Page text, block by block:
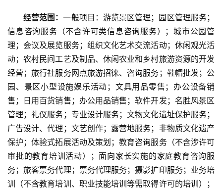
攻
略
美
食
特
产
热
门
景
点
经营范围：一般项目：游览景区管理；园区管理服务；
信息咨询服务（不含许可类信息咨询服务）；城市公园管
理；会议及展览服务；组织文化艺术交流活动；休闲观光活
动；农村民间工艺及制品、休闲农业和乡村旅游资源的开发
经营；旅行社服务网点旅游招徕、咨询服务；鞋帽批发；公
园、景区小型设施娱乐活动；文具用品零售；办公设备销
售；日用百货销售；办公用品销售；软件开发；名胜风景区
管理；礼仪服务；专业设计服务；文物文化遗址保护服务；
广告设计、代理；文艺创作；露营地服务；非物质文化遗产
保护；体验式拓展活动及策划；教育咨询服务（不含涉许可
审批的教育培训活动）；面向家长实施的家庭教育咨询服
务；旅客票务代理；票务代理服务；摄影扩印服务；业务培
训（不含教育培训、职业技能培训等需取得许可的培训）；